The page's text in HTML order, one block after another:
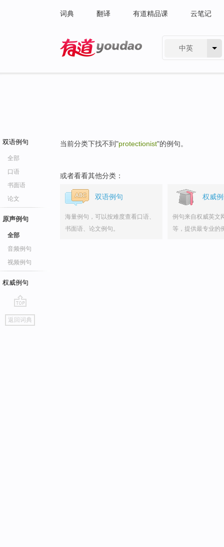
词典 翻译 有道精品课 云笔记
中英
双语例句
全部
口语
书面语
论文
原声例句
全部
音频例句
视频例句
权威例句
go
top
返回词典
当前分类下找不到"protectionist"的例句。
或者看看其他分类：
双语例句
海量例句，可以按难度查看口语、
书面语、论文例句。
权威
例句来自权威英文
等，提供最专业的